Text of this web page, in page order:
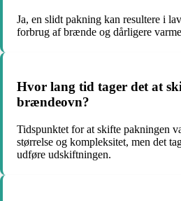
Ja, en slidt pakning kan resultere i
forbrug af brænde og dårligere
Hvor lang tid tager det at
brændeovn?
Tidspunktet for at skifte pakningen
størrelse og kompleksitet, men det
udføre udskiftningen.